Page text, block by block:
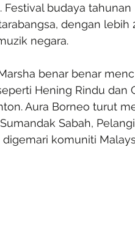
Festival budaya
dengan
negara.
benar benar
Hening Rindu
Aura Borneo turut
Sabah,
komuniti